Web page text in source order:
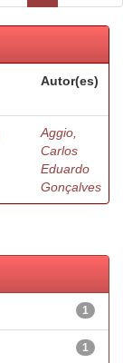
Autor(es)
Aggio,
Carlos
Eduardo
Gonçalves
1
1